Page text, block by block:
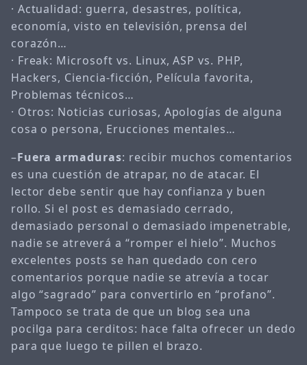
· Actualidad: guerra, desastres, política,
economía, visto en televisión, prensa del
corazón…
· Freak: Microsoft vs. Linux, ASP vs. PHP,
Hackers, Ciencia-ficción, Película favorita,
Problemas técnicos…
· Otros: Noticias curiosas, Apologías de alguna
cosa o persona, Erucciones mentales…
–Fuera armaduras: recibir muchos comentarios
es una cuestión de atrapar, no de atacar. El
lector debe sentir que hay confianza y buen
rollo. Si el post es demasiado cerrado,
demasiado personal o demasiado impenetrable,
nadie se atreverá a “romper el hielo”. Muchos
excelentes posts se han quedado con cero
comentarios porque nadie se atrevía a tocar
algo “sagrado” para convertirlo en “profano”.
Tampoco se trata de que un blog sea una
pocilga para cerditos: hace falta ofrecer un dedo
para que luego te pillen el brazo.